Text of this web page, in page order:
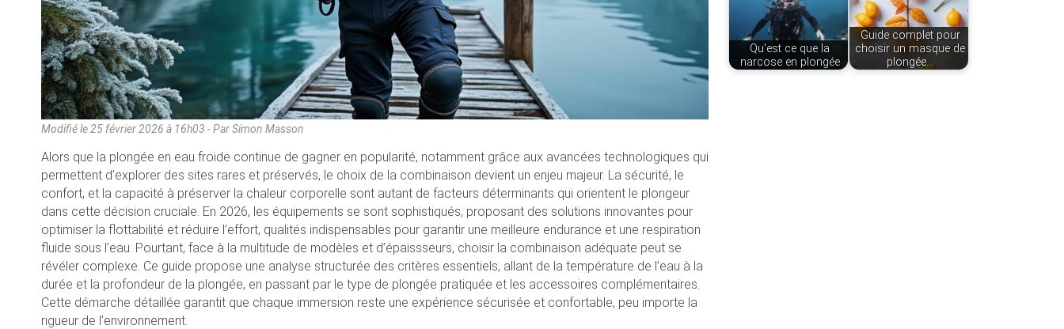
Modifié le25 février 2026 à 16h03 - Par Simon Masson
Alors que la plongée en eau froide continue de gagner en popularité, notamment grâce aux avancées technologiques qui
permettent d’explorer des sites rares et préservés, le choix de la combinaison devient un enjeu majeur. La sécurité, le
confort, et la capacité à préserver la chaleur corporelle sont autant de facteurs déterminants qui orientent le plongeur
dans cette décision cruciale. En 2026, les équipements se sont sophistiqués, proposant des solutions innovantes pour
optimiser la flottabilité et réduire l’effort, qualités indispensables pour garantir une meilleure endurance et une respiration
fluide sous l’eau. Pourtant, face à la multitude de modèles et d’épaissseurs, choisir la combinaison adéquate peut se
révéler complexe. Ce guide propose une analyse structurée des critères essentiels, allant de la température de l’eau à la
durée et la profondeur de la plongée, en passant par le type de plongée pratiquée et les accessoires complémentaires.
Cette démarche détaillée garantit que chaque immersion reste une expérience sécurisée et confortable, peu importe la
rigueur de l’environnement.
Qu'est ce que la
narcose en plongée
Guide complet pour
choisir un masque de
plongée…